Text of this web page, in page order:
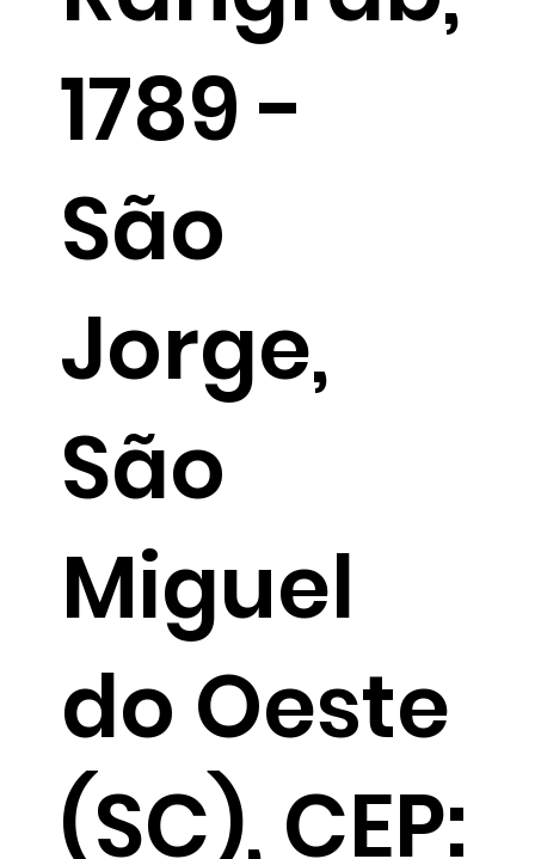
1789 -
São
Jorge,
São
Miguel
do Oeste
(SC), CEP: